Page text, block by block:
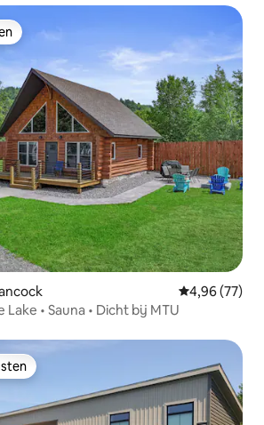
Gemiddelde
4,96 (77)
• Sauna • Dicht bij MTU